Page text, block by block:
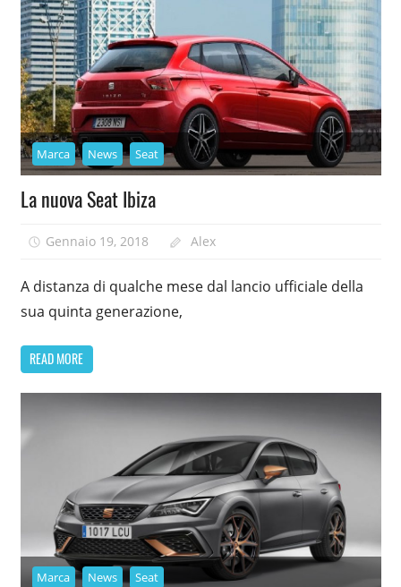
Marca News Seat
La nuova Seat Ibiza
Gennaio 19, 2018 Alex
A distanza di qualche mese dal lancio ufficiale della
sua quinta generazione,
READ MORE
Marca News Seat